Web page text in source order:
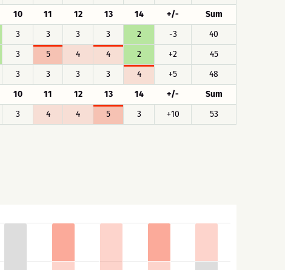
10 11 12 13 14 +/-
Sum
3 3 3 3 2 -3
40
3 5 4 4 2 +2
45
3 3 3 3 4 +5
48
10 11 12 13 14 +/-
Sum
3 4 4 5 3 +10 53